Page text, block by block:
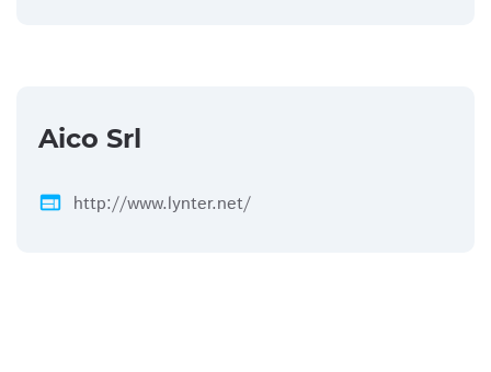
Aico Srl
web http://www.lynter.net/